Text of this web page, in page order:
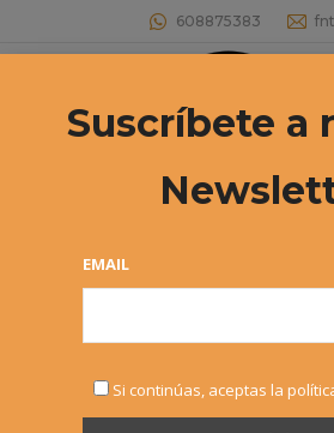
608875383
Buscar:
NOTICIAS
Suscríbete a
EMAIL
Si continúas, aceptas la